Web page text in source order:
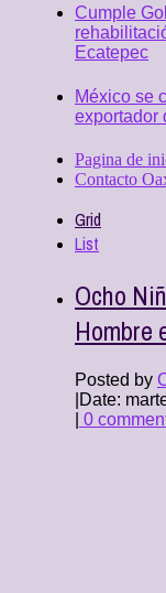
Cumple
Ecatepec
México se
exportador
Pagina de
Contacto
Grid
List
Ocho
Hombre
Posted by
Date:
0